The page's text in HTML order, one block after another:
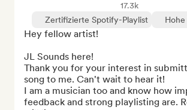
17.3k
Zertifizierte Spotify-Playlist
Hohe
Hey fellow artist!
JL Sounds here!
Thank you for your interest in
song to me. Can't wait to hear it!
I am a musician too and know how
feedback and strong playlisting are.